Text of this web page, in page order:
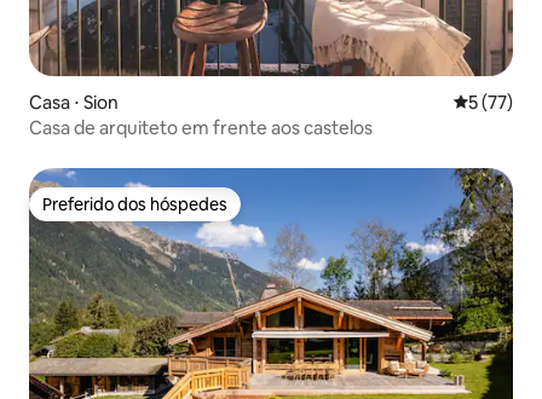
Casa ⋅ Sion 5 de uma
5 (77)
Casa de arquiteto em frente aos castelos
Preferido dos hóspedes
Preferido dos hóspedes